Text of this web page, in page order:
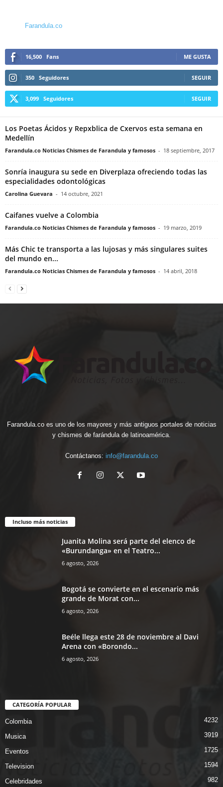
Farandula.co
16,500 Fans ME GUSTA
350 Seguidores SEGUIR
3,099 Seguidores SEGUIR
Los Poetas Ácidos y Repxblica de Cxervos esta semana en
Medellín
Farandula.co Noticias Chismes de Farandula y famosos - 18 septiembre, 2017
Sonría inaugura su sede en Diverplaza ofreciendo todas las
especialidades odontológicas
Carolina Guevara - 14 octubre, 2021
Caifanes vuelve a Colombia
Farandula.co Noticias Chismes de Farandula y famosos - 19 marzo, 2019
Más Chic te transporta a las lujosas y más singulares suites
del mundo en...
Farandula.co Noticias Chismes de Farandula y famosos - 14 abril, 2018
Farandula.co es uno de los mayores y más antiguos portales de noticias
y chismes de farándula de latinoamérica.
Contáctanos: info@farandula.co
Incluso más noticias
Juanita Molina será parte del elenco de
«Burundanga» en el Teatro...
6 agosto, 2026
Bogotá se convierte en el escenario más
grande de Morat con...
6 agosto, 2026
Beéle llega este 28 de noviembre al Davi
Arena con «Borondo...
6 agosto, 2026
CATEGORÍA POPULAR
Colombia 4232
Musica 3919
Eventos 1725
Television 1594
Celebridades 982